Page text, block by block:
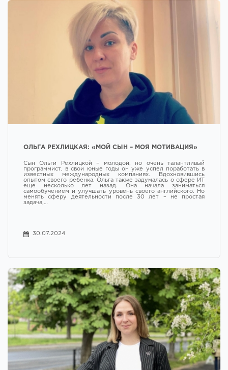
ОЛЬГА РЕХЛИЦКАЯ: «МОЙ СЫН – МОЯ МОТИВАЦИЯ»
Сын Ольги Рехлицкой – молодой, но очень талантливый
программист, в свои юные годы он уже успел поработать в
известных международных компаниях. Вдохновившись
опытом своего ребенка, Ольга также задумалась о сфере ИТ
еще несколько лет назад. Она начала заниматься
самообучением и улучшать уровень своего английского. Но
менять сферу деятельности после 30 лет – не простая
задача,…
30.07.2024